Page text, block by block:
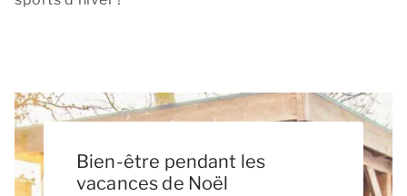
Bien-être pendant les
vacances de Noël